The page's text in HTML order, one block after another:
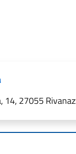
14, 27055